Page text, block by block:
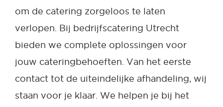
om de catering zorgeloos te laten
verlopen. Bij bedrijfscatering Utrecht
bieden we complete oplossingen voor
jouw cateringbehoeften. Van het eerste
contact tot de uiteindelijke afhandeling, wij
staan voor je klaar. We helpen je bij het